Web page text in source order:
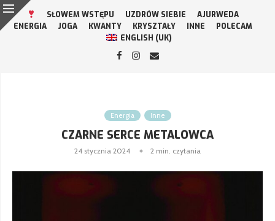
SŁOWEM WSTĘPU UZDRÓW SIEBIE
AJURWEDA
ENERGIA
JOGA KWANTY KRYSZTAŁY INNE
POLECAM
ENGLISH (UK)
Energia Inne
CZARNE SERCE METALOWCA
24 stycznia 2024 2 min. czytania